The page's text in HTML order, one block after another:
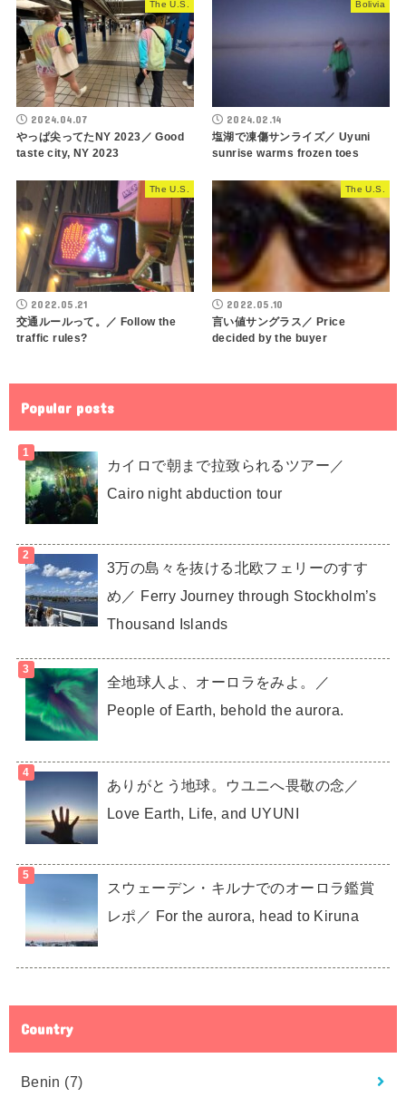
The U.S.
2024.04.07
やっぱ尖ってたNY 2023／ Good
taste city, NY 2023
Bolivia
2024.02.14
塩湖で凍傷サンライズ／ Uyuni
sunrise warms frozen toes
The U.S.
2022.05.21
交通ルールって。／ Follow the
traffic rules?
The U.S.
2022.05.10
言い値サングラス／ Price
decided by the buyer
Popular posts
カイロで朝まで拉致られるツアー／
Cairo night abduction tour
3万の島々を抜ける北欧フェリーのすす
め／ Ferry Journey through Stockholm’s
Thousand Islands
全地球人よ、オーロラをみよ。／
People of Earth, behold the aurora.
ありがとう地球。ウユニへ畏敬の念／
Love Earth, Life, and UYUNI
スウェーデン・キルナでのオーロラ鑑賞
レポ／ For the aurora, head to Kiruna
Country
Benin (7)